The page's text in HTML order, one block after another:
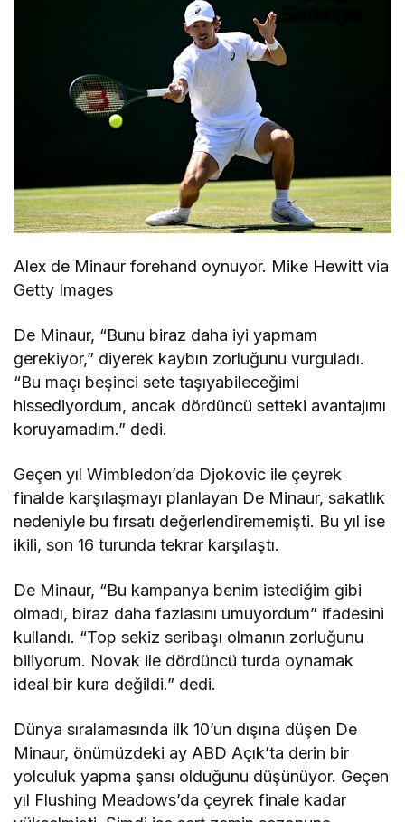
Alex de Minaur forehand oynuyor. Mike Hewitt via
Getty Images
De Minaur, “Bunu biraz daha iyi yapmam
gerekiyor,” diyerek kaybın zorluğunu vurguladı.
“Bu maçı beşinci sete taşıyabileceğimi
hissediyordum, ancak dördüncü setteki avantajımı
koruyamadım.” dedi.
Geçen yıl Wimbledon’da Djokovic ile çeyrek
finalde karşılaşmayı planlayan De Minaur, sakatlık
nedeniyle bu fırsatı değerlendirememişti. Bu yıl ise
ikili, son 16 turunda tekrar karşılaştı.
De Minaur, “Bu kampanya benim istediğim gibi
olmadı, biraz daha fazlasını umuyordum” ifadesini
kullandı. “Top sekiz seribaşı olmanın zorluğunu
biliyorum. Novak ile dördüncü turda oynamak
ideal bir kura değildi.” dedi.
Dünya sıralamasında ilk 10’un dışına düşen De
Minaur, önümüzdeki ay ABD Açık’ta derin bir
yolculuk yapma şansı olduğunu düşünüyor. Geçen
yıl Flushing Meadows’da çeyrek finale kadar